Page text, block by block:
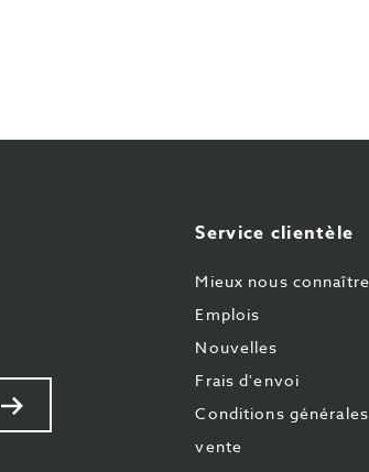
Envoyer
Service clientèle
Mieux nous connaître
Emplois
Nouvelles
Frais d'envoi
Conditions
vente